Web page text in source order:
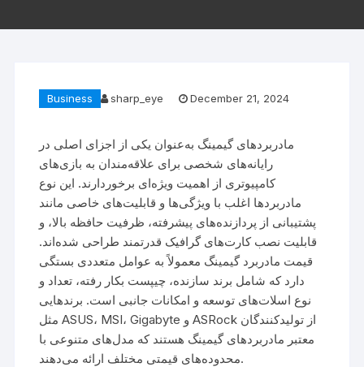
Business sharp_eye December 21, 2024
مادربردهای گیمینگ به‌عنوان یکی از اجزای اصلی در
رایانه‌های شخصی برای علاقه‌مندان به بازی‌های
کامپیوتری از اهمیت ویژه‌ای برخوردارند. این نوع
مادربردها اغلب با ویژگی‌ها و قابلیت‌های خاصی مانند
پشتیبانی از پردازنده‌های پیشرفته، ظرفیت حافظه بالا، و
قابلیت نصب کارت‌های گرافیک قدرتمند طراحی شده‌اند.
قیمت مادربرد گیمینگ معمولاً به عوامل متعددی بستگی
دارد که شامل برند سازنده، چیپست بکار رفته، تعداد و
نوع اسلات‌های توسعه و امکانات جانبی است. برندهایی
مثل ASUS، MSI، Gigabyte و ASRock از تولیدکنندگان
معتبر مادربردهای گیمینگ هستند که مدل‌های متنوعی با
محدوده‌های قیمتی مختلف ارائه می‌دهند.